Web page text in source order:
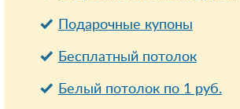
Подарочные купоны
Бесплатный потолок
Белый потолок по 1 руб.